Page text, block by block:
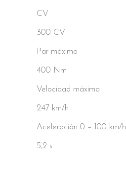
CV
300 CV
Par máximo
400 Nm
Velocidad máxima
247 km/h
Aceleración 0 – 100 km/h
5,2 s